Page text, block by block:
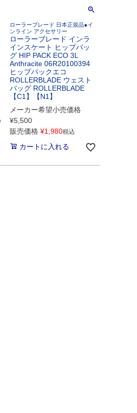
ローラーブレード 日本正規品●イ
ンライン アクセサリー
ローラーブレード インラ
インスケート ヒップバッ
グ HIP PACK ECO 3L
Anthracite 06R20100394
ヒップパックエコ
ROLLERBLADE ウェスト
バッグ ROLLERBLADE
【C1】【N1】
メーカー希望小売価格
¥5,500
販売価格 ¥1,980税込
カートに入れる